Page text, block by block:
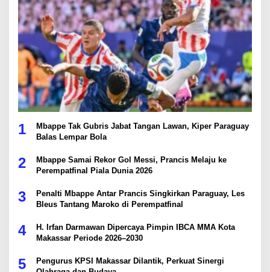
1
Mbappe Tak Gubris Jabat Tangan Lawan, Kiper Paraguay
Balas Lempar Bola
2
Mbappe Samai Rekor Gol Messi, Prancis Melaju ke
Perempatfinal Piala Dunia 2026
3
Penalti Mbappe Antar Prancis Singkirkan Paraguay, Les
Bleus Tantang Maroko di Perempatfinal
4
H. Irfan Darmawan Dipercaya Pimpin IBCA MMA Kota
Makassar Periode 2026–2030
5
Pengurus KPSI Makassar Dilantik, Perkuat Sinergi